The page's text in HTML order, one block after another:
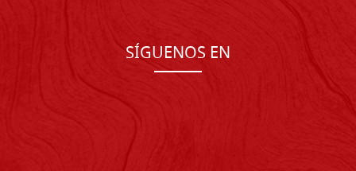
SÍGUENOS EN